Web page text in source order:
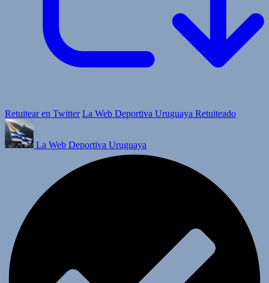
Retuitear en Twitter La Web Deportiva Uruguaya Retuiteado
La Web Deportiva Uruguaya